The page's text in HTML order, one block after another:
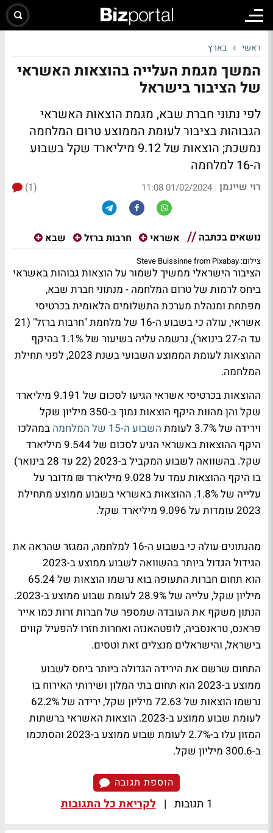
ראשי בארץ
המשך מגמת העלייה בהוצאות האשראי
של הציבור בישראל
לפי נתוני חברת שבא, מגמת הוצאות האשראי
הגבוהות בציבור לעומת הממוצע טרום המלחמה
נמשכת; הוצאות של 9.12 מיליארד שקל בשבוע
ה-16 למלחמה
רוי שיינמן |
01/02/2024 11:08
(1)
נושאים בכתבה אשראי חרבות ברזל שבא
צילום: Steve Buissinne from Pixabay
הציבור הישראלי ממשיך לשמור על הוצאות גבוהות באשראי
ביחס לרמות של טרום המלחמה - מנתוני חברת שבא,
מפתחת ומנהלת מערכת התשלומים הלאומית בכרטיסי
אשראי, עולה כי בשבוע ה-16 של מלחמת "חרבות ברזל" (21
עד ה-27 בינואר), נרשמה עליה בשיעור של 1.1% בהיקף
ההוצאות לעומת הממוצע השבועי בשנת 2023, לפני תחילת
המלחמה.
ההוצאות בכרטיסי אשראי הגיעו לסכום של 9.191 מיליארד
שקל והן מהוות היקף הוצאות נמוך ב-350 מיליון שקל
וירידה של 3.7% לעומת
השבוע ה-15 של המלחמה
במהלכו
היקף ההוצאות באשראי הגיע לסכום של 9.544 מיליארד
שקל. בהשוואה לשבוע המקביל ב-2023 (22 עד 28 בינואר)
בו היקף ההוצאות עמד על 9.028 מיליארד ₪ מדובר על
עלייה של 1.8%. ההוצאות באשראי בשבוע ממוצע מתחילת
2023 עומדות על 9.096 מיליארד שקל.
מהנתונים עולה כי בשבוע ה-16 למלחמה, המגזר שהראה את
הגידול הגדול ביותר בהשוואה לשבוע ממוצע ב-2023
הוא תחום חברות התעופה בוא נרשמו הוצאות של 65.24
מיליון שקל, עלייה של 28.9% לעומת שבוע ממוצע ב-2023.
הנתון משקף את העובדה שמספר של חברות זרות כמו אייר
פראנס, טראנסביה, לופטהאנזה ואחרות חזרו להפעיל קווים
בישראל, והישראלים מנצלים זאת וטסים.
התחום שרשם את הירידה הגדולה ביותר ביחס לשבוע
ממוצע ב-2023 הוא תחום בתי המלון ושירותי האירוח בו
נרשמו הוצאות של 72.63 מיליון שקל, ירידה של 62.2%
לעומת שבוע ממוצע ב-2023. הוצאות האשראי ברשתות
המזון עלו ב-2.7% לעומת שבוע ממוצע ב-2023 והסתכמו
ב-300.6 מיליון שקל.
הוספת תגובה
1 תגובות | לקריאת כל התגובות